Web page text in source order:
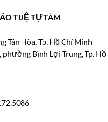
TUỆ TỰ TÂM
Tân Hòa, Tp. Hồ Chí Minh
Bình Lợi Trung, Tp.